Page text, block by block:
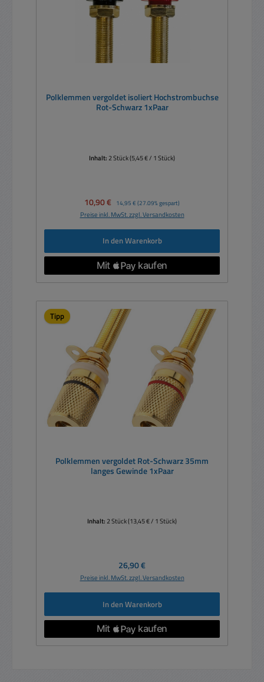
Polklemmen vergoldet isoliert Hochstrombuchse
Rot-Schwarz 1xPaar
Inhalt:2 Stück(5,45 € / 1 Stück)
Verkaufspreis:
10,90 € Regulärer Preis:
14,95 € (27.09% gespart)
Preise inkl. MwSt. zzgl. Versandkosten
In den Warenkorb
Tipp
Polklemmen vergoldet Rot-Schwarz 35mm
langes Gewinde 1xPaar
Inhalt:2 Stück(13,45 € / 1 Stück)
Regulärer Preis:
26,90 €
Preise inkl. MwSt. zzgl. Versandkosten
In den Warenkorb